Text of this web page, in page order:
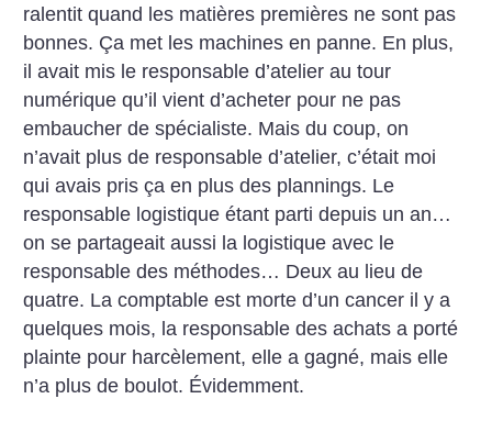
ralentit quand les matières premières ne sont pas
bonnes. Ça met les machines en panne. En plus,
il avait mis le responsable d’atelier au tour
numérique qu’il vient d’acheter pour ne pas
embaucher de spécialiste. Mais du coup, on
n’avait plus de responsable d’atelier, c’était moi
qui avais pris ça en plus des plannings. Le
responsable logistique étant parti depuis un an…
on se partageait aussi la logistique avec le
responsable des méthodes… Deux au lieu de
quatre. La comptable est morte d’un cancer il y a
quelques mois, la responsable des achats a porté
plainte pour harcèlement, elle a gagné, mais elle
n’a plus de boulot. Évidemment.